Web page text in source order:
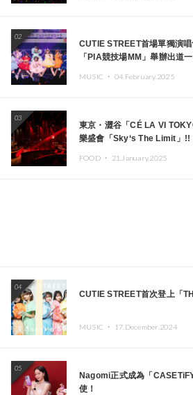
02
CUTIE STREET首場單獨演
「PIA競技場MM」舉辦出道
MUSIC ・ 04.February.2025
03
東京・澀谷「CÉ LA VI
樂盛會「Sky‘s The Limit」
本頂尖DJ及創作者齊聚一堂
FOOD ・ 21.January.2025
04
CUTIE STREET首次登上「
MUSIC ・ 17.December.2024
05
Nagomi正式成為「
使！